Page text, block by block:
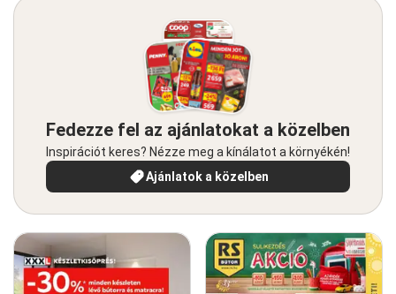
Fedezze fel az ajánlatokat a közelben
Inspirációt keres? Nézze meg a kínálatot a környékén!
Ajánlatok a közelben